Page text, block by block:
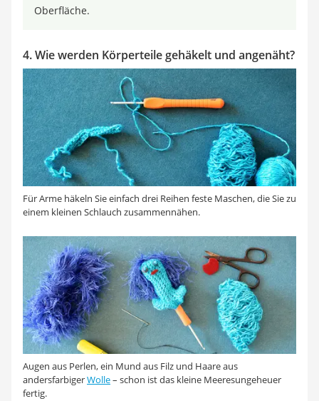
Oberfläche.
4. Wie werden Körperteile gehäkelt und angenäht?
Für Arme häkeln Sie einfach drei Reihen feste Maschen, die Sie zu
einem kleinen Schlauch zusammennähen.
Augen aus Perlen, ein Mund aus Filz und Haare aus
andersfarbigerWolle– schon ist das kleine Meeresungeheuer
fertig.